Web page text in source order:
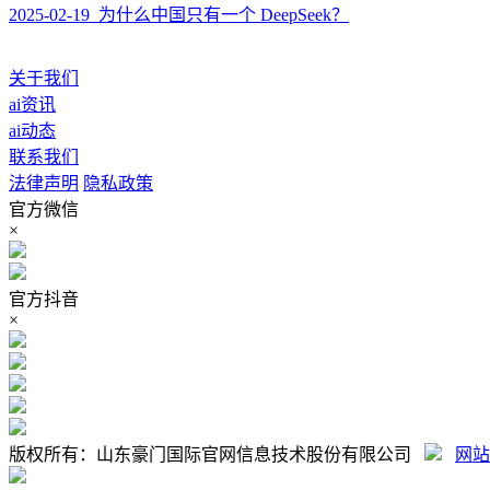
2025-02-19 为什么中国只有一个 DeepSeek？
关于我们
ai资讯
ai动态
联系我们
法律声明 隐私政策
官方微信
×
官方抖音
×
版权所有：山东豪门国际官网信息技术股份有限公司 网